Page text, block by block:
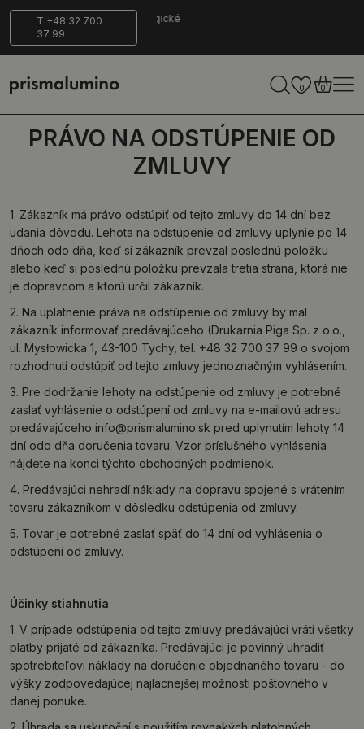
T +48 32 700
37 99
Bezpečné
doručenie
Ekologické
0 0
PRÁVO NA ODSTÚPENIE OD
ZMLUVY
1. Zákazník má právo odstúpiť od tejto zmluvy do 14 dní bez
udania dôvodu. Lehota na odstúpenie od zmluvy uplynie po 14
dňoch odo dňa, keď si zákazník prevzal poslednú položku
alebo keď si poslednú položku prevzala tretia strana, ktorá nie
je dopravcom a ktorú určil zákazník.
2. Na uplatnenie práva na odstúpenie od zmluvy by mal
zákazník informovať predávajúceho (Drukarnia Piga Sp. z o.o.,
ul. Mysłowicka 1, 43-100 Tychy, tel. +48 32 700 37 99 o svojom
rozhodnutí odstúpiť od tejto zmluvy jednoznačným vyhlásením.
3. Pre dodržanie lehoty na odstúpenie od zmluvy je potrebné
zaslať vyhlásenie o odstúpení od zmluvy na e-mailovú adresu
predávajúceho info@prismalumino.sk pred uplynutím lehoty 14
dní odo dňa doručenia tovaru. Vzor príslušného vyhlásenia
nájdete na konci týchto obchodných podmienok.
4. Predávajúci nehradí náklady na dopravu spojené s vrátením
tovaru zákazníkom v dôsledku odstúpenia od zmluvy.
5. Tovar je potrebné zaslať späť do 14 dní od vyhlásenia o
odstúpení od zmluvy.
Účinky stiahnutia
1. V prípade odstúpenia od tejto zmluvy predávajúci vráti všetky
platby prijaté od zákazníka. Predávajúci je povinný uhradiť
spotrebiteľovi náklady na doručenie objednaného tovaru - do
výšky zodpovedajúcej najlacnejšej možnosti poštovného v
danej ponuke.